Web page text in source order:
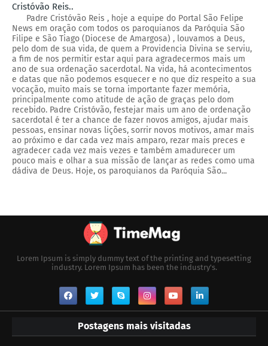
Cristóvão Reis..
Padre Cristóvão Reis , hoje a equipe do Portal São Felipe
News em oração com todos os paroquianos da Paróquia São
Filipe e São Tiago (Diocese de Amargosa) , louvamos a Deus,
pelo dom de sua vida, de quem a Providencia Divina se serviu,
a fim de nos permitir estar aqui para agradecermos mais um
ano de sua ordenação sacerdotal. Na vida, há acontecimentos
e datas que não podemos esquecer e no que diz respeito a sua
vocação, muito mais se torna importante fazer memória,
principalmente como atitude de ação de graças pelo dom
recebido. Padre Cristóvão, festejar mais um ano de ordenação
sacerdotal é ter a chance de fazer novos amigos, ajudar mais
pessoas, ensinar novas lições, sorrir novos motivos, amar mais
ao próximo e dar cada vez mais amparo, rezar mais preces e
agradecer cada vez mais vezes e também amadurecer um
pouco mais e olhar a sua missão de lançar as redes como uma
dádiva de Deus. Hoje, os paroquianos da Paróquia São...
Lorem Ipsum is simply dummy text of the printing and typesetting
industry. Lorem Ipsum has been the industry's.
Postagens mais visitadas